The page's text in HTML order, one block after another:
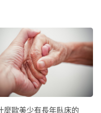
麼歐美少有長年臥床的